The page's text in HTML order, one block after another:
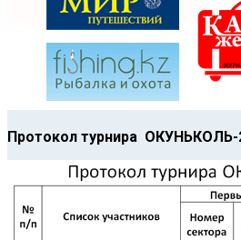
Протокол турнира ОКУНЬКОЛЬ-